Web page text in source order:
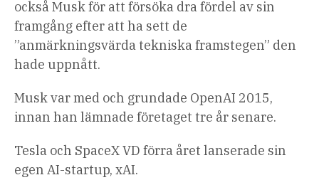
också Musk för att försöka dra fördel av sin
framgång efter att ha sett de
”anmärkningsvärda tekniska framstegen” den
hade uppnått.
Musk var med och grundade OpenAI 2015,
innan han lämnade företaget tre år senare.
Tesla och SpaceX VD förra året lanserade sin
egen AI-startup, xAI.